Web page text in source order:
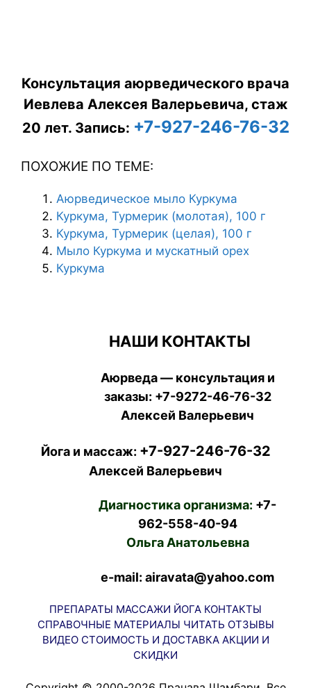
Консультация аюрведического врача
Иевлева Алексея Валерьевича, стаж
20 лет. Запись: +7-927-246-76-32
ПОХОЖИЕ ПО ТЕМЕ:
Аюрведическое мыло Куркума
Куркума, Турмерик (молотая), 100 г
Куркума, Турмерик (целая), 100 г
Мыло Куркума и мускатный орех
Куркума
НАШИ КОНТАКТЫ
Аюрведа — консультация и
заказы: +7-9272-46-76-32
Алексей Валерьевич
Йога и массаж: +7-927-246-76-32
Алексей Валерьевич
Диагностика организма: +7-
962-558-40-94
Ольга Анатольевна
e-mail: airavata@yahoo.com
ПРЕПАРАТЫ МАССАЖИ ЙОГА КОНТАКТЫ
СПРАВОЧНЫЕ МАТЕРИАЛЫ ЧИТАТЬ ОТЗЫВЫ
ВИДЕО СТОИМОСТЬ И ДОСТАВКА АКЦИИ И
СКИДКИ